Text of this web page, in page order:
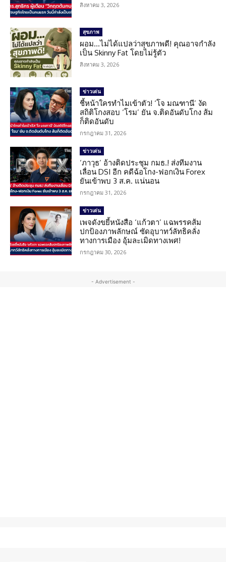
สิงหาคม 3, 2026
สุขภาพ
ผอม…ไม่ได้แปลว่าสุขภาพดี! คุณอาจกำลัง
เป็น Skinny Fat โดยไม่รู้ตัว
สิงหาคม 3, 2026
ข่าวเด่น
ชี้หน้าใครทำไมเข้าตัว! ‘โจ มณฑานี’ งัด
สถิติโกงสอบ ‘โรม’ ยัน จ.ติดอันดับโกง ส้ม
ก็ติดอันดับ
กรกฎาคม 31, 2026
ข่าวเด่น
‘ภาวุธ’ อ้างติดประชุม กมธ.! ส่งทีมงาน
เลื่อน DSI อีก คดีฉ้อโกง-ฟอกเงิน Forex
ยันเข้าพบ 3 ส.ค. แน่นอน
กรกฎาคม 31, 2026
ข่าวเด่น
เพจดังขยี้หนังสือ ‘แก้วตา’ แฉพรรคส้ม
ปกป้องภาพลักษณ์ ซัดอุบาทว์ลัทธิคลั่ง
ทางการเมือง อุ้มละเมิดทางเพศ!
กรกฎาคม 30, 2026
- Advertisement -